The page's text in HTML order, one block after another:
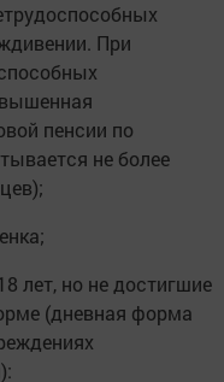
При
пенсии по
не более
лет, но не достигшие
(дневная форма